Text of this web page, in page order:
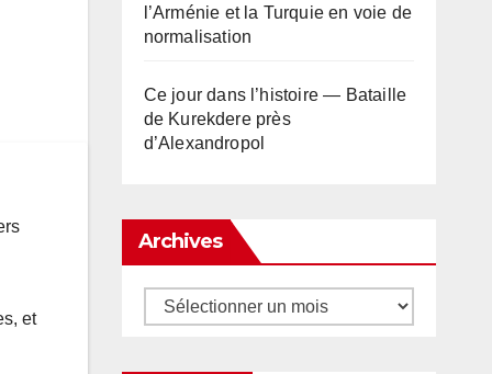
et
l’Arménie et la Turquie en voie de
normalisation
Ce jour dans l’histoire — Bataille
de Kurekdere près
d’Alexandropol
Archives
Archives